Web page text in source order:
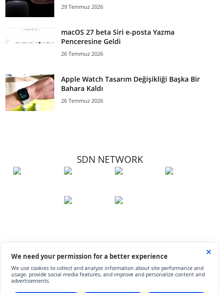
29 Temmuz 2026
macOS 27 beta Siri e-posta Yazma
Penceresine Geldi
26 Temmuz 2026
Apple Watch Tasarım Değişikliği Başka Bir
Bahara Kaldı
26 Temmuz 2026
SDN NETWORK